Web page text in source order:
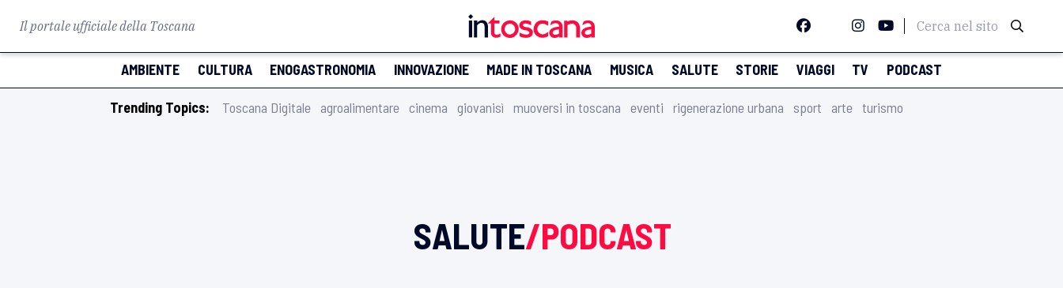
Il portale ufficiale della Toscana Cerca nel sito
AMBIENTE CULTURA ENOGASTRONOMIA INNOVAZIONE MADE IN TOSCANA MUSICA SALUTE STORIE VIAGGI TV PODCAST
Trending Topics: Toscana Digitale agroalimentare cinema giovanisì muoversi in toscana eventi rigenerazione urbana sport arte turismo
SALUTE/PODCAST